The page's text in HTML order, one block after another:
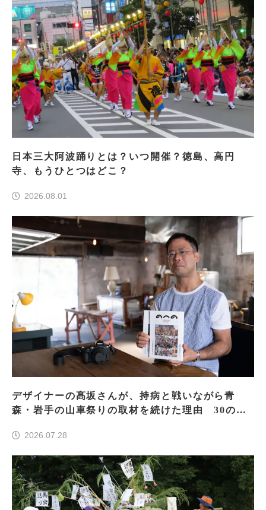
日本三大阿波踊りとは？いつ開催？徳島、高円
寺、もうひとつはどこ？
2026.08.01
デザイナーの髙坂さんが、持病と戦いながら青
森・岩手の山車祭りの取材を続けた理由 30の山
2026.07.28